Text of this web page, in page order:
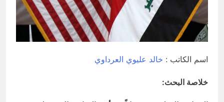
هندسة ردع جديدة في الشرق الأوسط ؟
14 ساعة Ago
خطب صلاة الجمعة (ح 26) (مفهوم
أسماء الله الحسنى)
اسم الكاتب : خالد عليوي العرداوي
خلاصة البحث: